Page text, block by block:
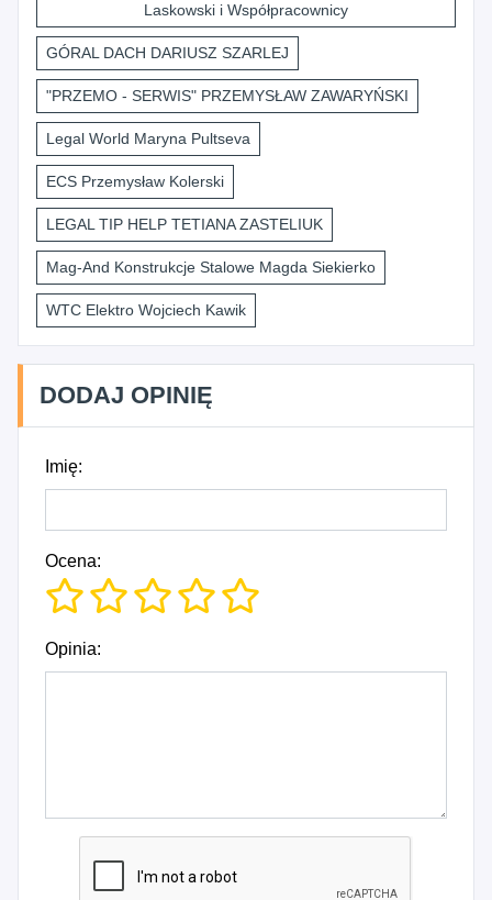
Laskowski i Współpracownicy
GÓRAL DACH DARIUSZ SZARLEJ
"PRZEMO - SERWIS" PRZEMYSŁAW ZAWARYŃSKI
Legal World Maryna Pultseva
ECS Przemysław Kolerski
LEGAL TIP HELP TETIANA ZASTELIUK
Mag-And Konstrukcje Stalowe Magda Siekierko
WTC Elektro Wojciech Kawik
DODAJ OPINIĘ
Imię:
Ocena:
Opinia: